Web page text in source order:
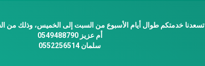
تسعدنا خدمتكم طوال أيام الأسبوع من السبت إلى الخميس، وذلك من
أم عزيز 0549488790
سلمان 0552256514